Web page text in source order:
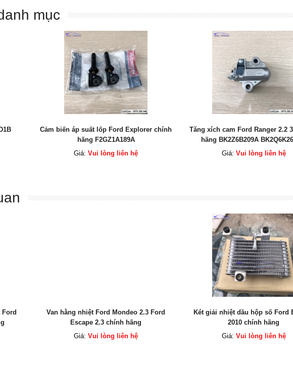
mục
chính
Tăng xích cam Ford Ranger 2.2 3.2 chính
hãng BK2Z6B209A BK2Q6K261AA
Giá:Vui lòng liên hệ
Càng a Ford Ecosport 2014 -
hãng GN1Z3079C
Giá:Vui lòng liên hệ
Ford
Két giải nhiệt dầu hộp số Ford Everest
2010 chính hãng
Giá:Vui lòng liên hệ
Túi khí Mazda BT50 chính
Giá:Vui lòng liên hệ